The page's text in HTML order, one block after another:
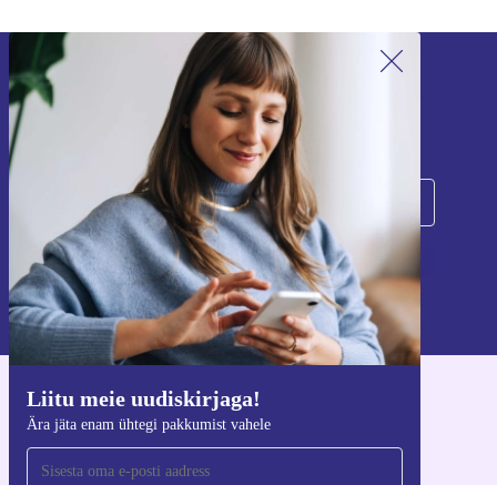
Liitu meie uudiskirjaga!
Ära jäta enam ühtegi pakkumist vahele
Liitu meie uudiskirjaga!
Ära jäta enam ühtegi pakkumist vahele.
Registreeru
Teavet isikuandmete kasutamise kohta leiate meie
privaatsuspoliitikast.
Hangi refurbed rakendus
iOS-i ja Androidi jaoks